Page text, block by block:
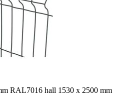
RAL7016 hall 1530 x 2500 mm